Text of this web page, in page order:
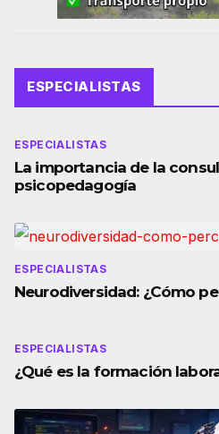
ESPECIALISTAS
ESPECIALISTAS
La importancia de la
psicopedagogía
ESPECIALISTAS
Neurodiversidad: ¿Cómo
ESPECIALISTAS
¿Qué es la formación